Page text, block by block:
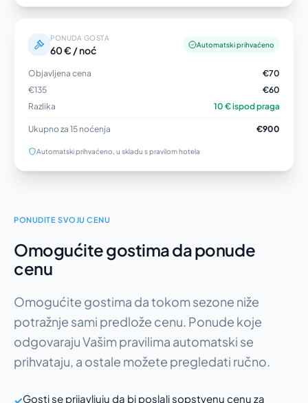
PONUDA GOSTA
60 € / noć Automatski prihvaćeno
Objavljena cena
€70
€135
€60
Razlika
10 € ispod praga
Ukupno za 15 noćenja €900
Automatski prihvaćeno, u skladu s pravilom hotela
PONUDITE SVOJU CENU
Omogućite gostima da ponude
cenu
Omogućite gostima da tokom sezone niže
potražnje sami predlože cenu. Ponude koje
odgovaraju Vašim pravilima automatski se
prihvataju, a ostale možete pregledati ručno.
✓Gosti se prijavljuju da bi poslali sopstvenu cenu za